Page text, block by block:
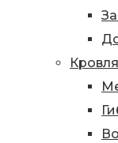
Кровля